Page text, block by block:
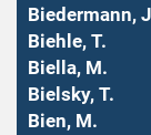
Biedermann,
Biehle, T.
Biella, M.
Bielsky, T.
Bien, M.